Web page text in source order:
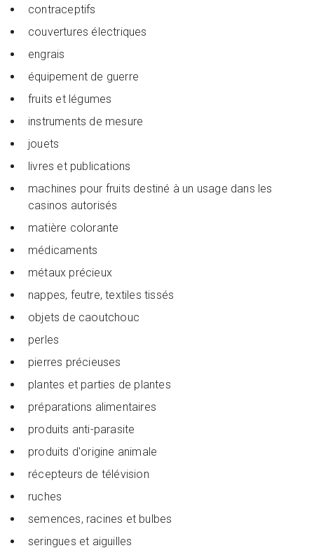
contraceptifs
couvertures électriques
engrais
équipement de guerre
fruits et légumes
instruments de mesure
jouets
livres et publications
machines pour fruits destiné à un usage dans les
casinos autorisés
matière colorante
médicaments
métaux précieux
nappes, feutre, textiles tissés
objets de caoutchouc
perles
pierres précieuses
plantes et parties de plantes
préparations alimentaires
produits anti-parasite
produits d'origine animale
récepteurs de télévision
ruches
semences, racines et bulbes
seringues et aiguilles